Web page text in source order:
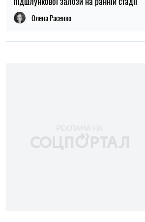
Олена Расенко